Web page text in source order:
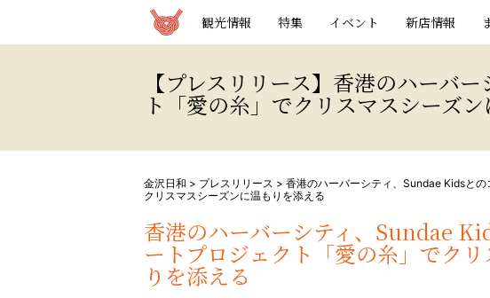
観光情報 特集 イベント 新店情報
【プレスリリース】香港のハーバ
ト「愛の糸」でクリスマスシーズ
金沢日和 > プレスリリース > 香港のハーバーシティ、Sundae Kidsと
クリスマスシーズンに温もりを添える
香港のハーバーシティ、Sundae
ートプロジェクト「愛の糸」でク
りを添える